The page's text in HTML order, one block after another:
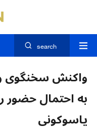
search
واکنش سخنگوی
به احتمال حضور
یاسوکونی